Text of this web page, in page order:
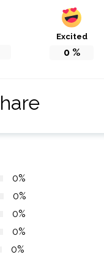
Excited
0%
0%
0%
0%
0%
0%